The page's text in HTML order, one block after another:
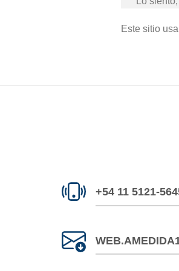
Este sitio
+54 11 5121-